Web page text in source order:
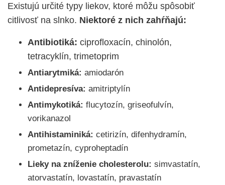
Existujú určité typy liekov, ktoré môžu spôsobiť
citlivosť na slnko. Niektoré z nich zahŕňajú:
Antibiotiká: ciprofloxacín, chinolón,
tetracyklín, trimetoprim
Antiarytmiká: amiodarón
Antidepresíva: amitriptylín
Antimykotiká: flucytozín, griseofulvín,
vorikanazol
Antihistaminiká: cetirizín, difenhydramín,
prometazín, cyproheptadín
Lieky na zníženie cholesterolu: simvastatín,
atorvastatín, lovastatín, pravastatín